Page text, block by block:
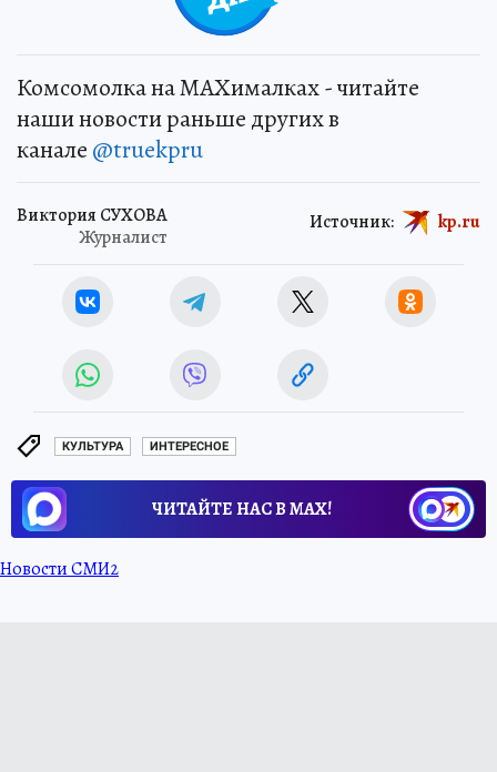
Комсомолка на MAXималках - читайте
наши новости раньше других в
канале @truekpru
Виктория СУХОВА
Журналист
Источник: kp.ru
КУЛЬТУРА ИНТЕРЕСНОЕ
ЧИТАЙТЕ НАС В МАХ!
Новости СМИ2